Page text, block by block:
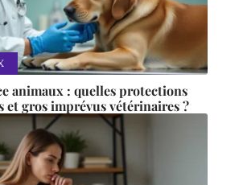
animaux : quelles protections
et gros imprévus vétérinaires ?